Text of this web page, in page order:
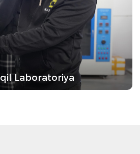
Laboratoriya